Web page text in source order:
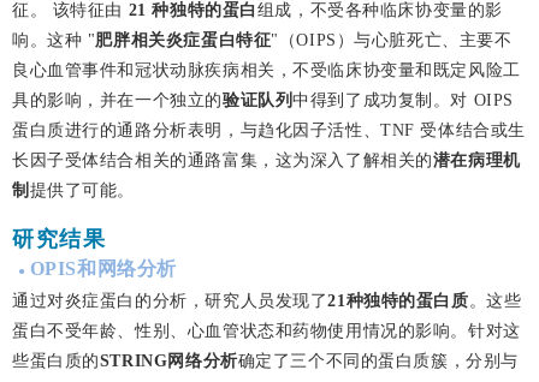
征。
该特征由 21 种独特的蛋白 组成，不受各种临床协变量的影
响。这种 "肥胖相关炎症蛋白特征"（OIPS）与心脏死亡、主要不
良心血管事件和冠状动脉疾病相关，不受临床协变量和既定风险工
具的影响，并在一个独立的验证队列中得到了成功复制。对 OIPS
蛋白质进行的通路分析表明，与趋化因子活性、TNF 受体结合或生
长因子受体结合相关的通路富集，这为深入了解相关的潜在病理机
制 提供了可能。
研究结果
● OPIS和网络分析
通过对炎症蛋白的分析，研究人员发现了21种独特的蛋白质。这些
蛋白不受年龄、性别、心血管状态和药物使用情况的影响。针对这
些蛋白质的STRING网络分析确定了三个不同的蛋白质簇，分别与